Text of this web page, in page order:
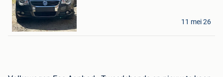
Favorieten
ludoemilielucas
Mouscron
11 mei 26